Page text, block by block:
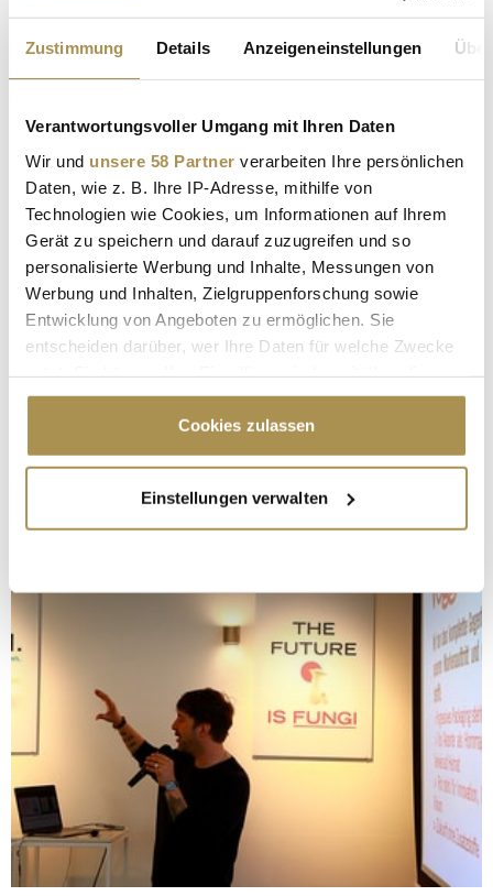
Zustimmung Details Anzeigeneinstellungen
Verantwortungsvoller Umgang mit Ihren Daten
Wir und unsere 58 Partner verarbeiten Ihre persönlichen
Daten, wie z. B. Ihre IP-Adresse, mithilfe von
Technologien wie Cookies, um Informationen auf Ihrem
Gerät zu speichern und darauf zuzugreifen und so
personalisierte Werbung und Inhalte, Messungen von
Werbung und Inhalten, Zielgruppenforschung sowie
Entwicklung von Angeboten zu ermöglichen. Sie
entscheiden darüber, wer Ihre Daten für welche Zwecke
Cookie-Erklärung oder durch Klicken auf das Privacy
Trigger Symbol ändern oder widerrufen
Informationen über Ihre geografische Lage
erfassen, welche bis auf einige Meter genau sein
bestimmten Merkmalen (Fingerprinting) identifizieren
Erfahren Sie mehr darüber, wie Ihre persönlichen Daten
verarbeitet werden, und legen Sie Ihre Präferenzen im
Abschnitt Einzelheitenfest.
Wir verwenden Cookies, um Inhalte und Anzeigen zu
personalisieren, Funktionen für soziale Medien anbieten
zu können und die Zugriffe auf unsere Website zu
analysieren. Außerdem geben wir Informationen zu Ihrer
Verwendung unserer Website an unsere Partner für
soziale Medien, Werbung und Analysen weiter. Unsere
Cookies zulassen
Einstellungen verwalten